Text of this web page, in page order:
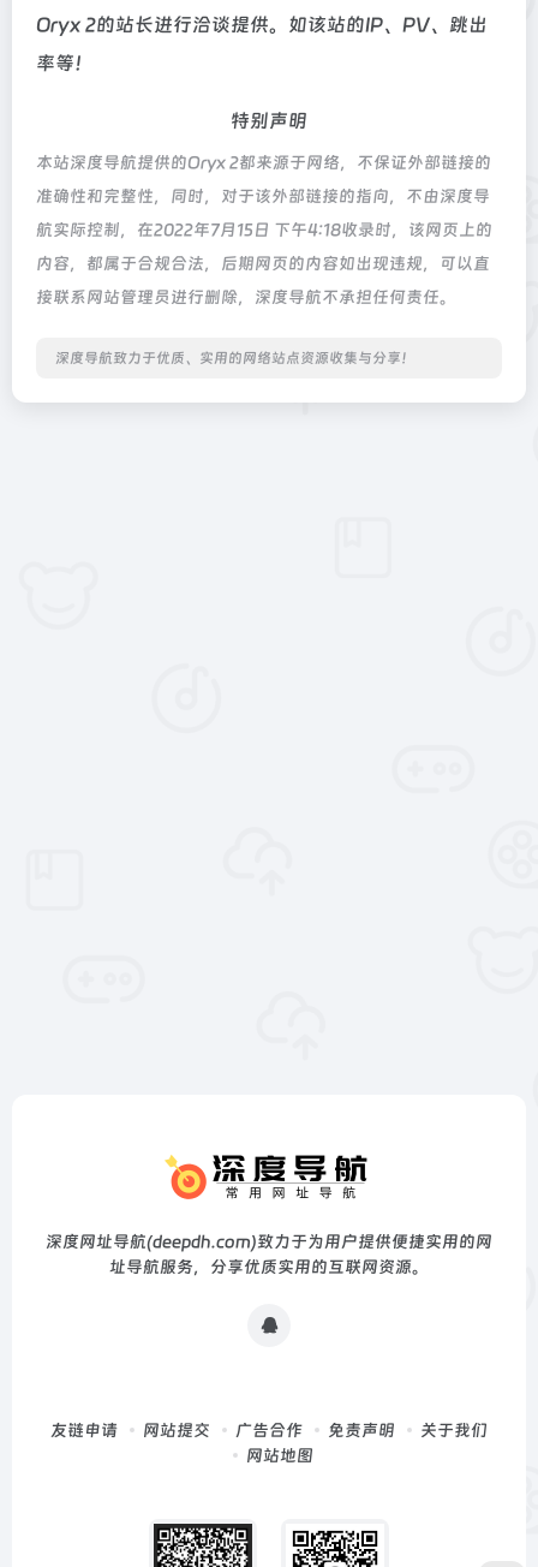
Oryx 2的站长进行洽谈提供。如该站的IP、PV、跳出
率等！
特别声明
本站深度导航提供的Oryx 2都来源于网络，不保证外部链接的
准确性和完整性，同时，对于该外部链接的指向，不由深度导
航实际控制，在2022年7月15日 下午4:18收录时，该网页上的
内容，都属于合规合法，后期网页的内容如出现违规，可以直
接联系网站管理员进行删除，深度导航不承担任何责任。
深度导航致力于优质、实用的网络站点资源收集与分享！
深度网址导航(deepdh.com)致力于为用户提供便捷实用的网
址导航服务，分享优质实用的互联网资源。
友链申请 网站提交 广告合作 免责声明
关于我们
网站地图